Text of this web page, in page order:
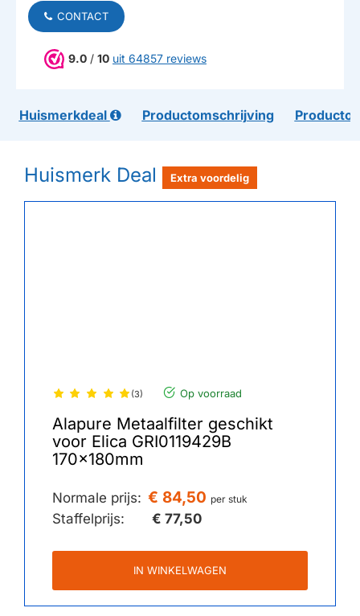
CONTACT
9.0 / 10 uit 64857 reviews
Huismerkdeal Productomschrijving
Huismerk Deal Extra voordelig
(3) Op voorraad
Alapure Metaalfilter geschikt
voor Elica GRI0119429B
170x180mm
Normale prijs: € 84,50 per stuk
Staffelprijs: € 77,50
IN WINKELWAGEN